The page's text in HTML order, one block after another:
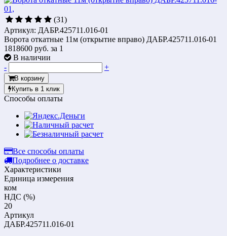
(31)
Артикул: ДАБР.425711.016-01
Ворота откатные 11м (открытие вправо) ДАБР.425711.016-01
1818600 руб. за 1
В наличии
-
+
В корзину
Купить в 1 клик
Способы оплаты
Все способы оплаты
Подробнее о доставке
Характеристики
Единица измерения
ком
НДС (%)
20
Артикул
ДАБР.425711.016-01